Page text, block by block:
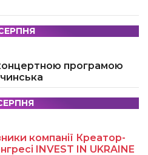
програмою
компанії Креатор-
INVEST IN UKRAINE